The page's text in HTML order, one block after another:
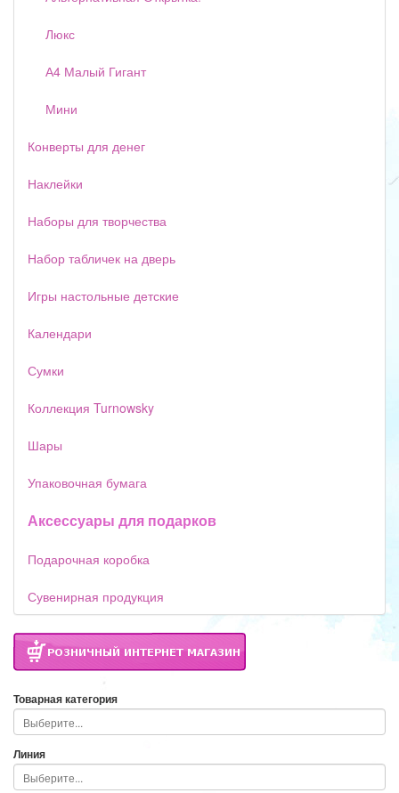
Люкс
А4 Малый Гигант
Мини
Конверты для денег
Наклейки
Наборы для творчества
Набор табличек на дверь
Игры настольные детские
Календари
Сумки
Коллекция Turnowsky
Шары
Упаковочная бумага
Аксессуары для подарков
Подарочная коробка
Сувенирная продукция
Товарная категория
Линия